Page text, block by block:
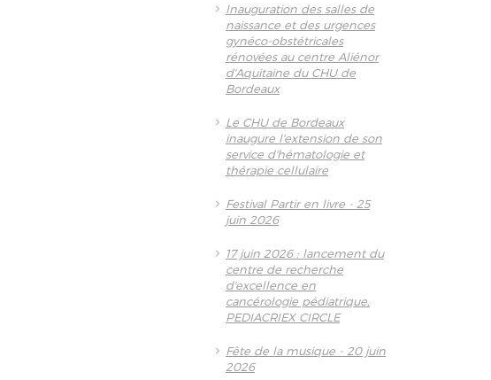
Inauguration des salles de
naissance et des urgences
gynéco-obstétricales
rénovées au centre Aliénor
d'Aquitaine du CHU de
Bordeaux
Le CHU de Bordeaux
inaugure l'extension de son
service d'hématologie et
thérapie cellulaire
Festival Partir en livre - 25
juin 2026
17 juin 2026 : lancement du
centre de recherche
d'excellence en
cancérologie pédiatrique,
PEDIACRIEX CIRCLE
Fête de la musique - 20 juin
2026